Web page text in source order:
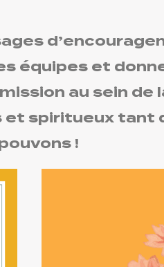
équipes et
au sein de
et spiritueux tant
!